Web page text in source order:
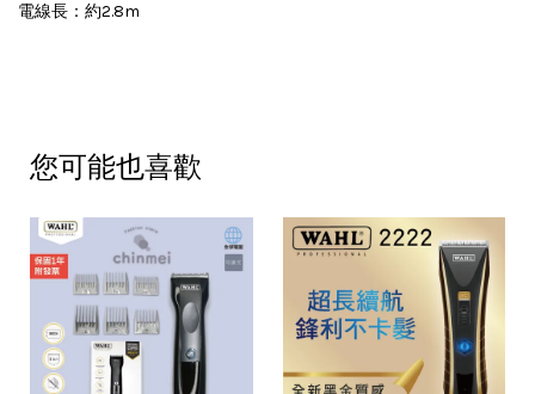
電線長：約2.8m
您可能也喜歡